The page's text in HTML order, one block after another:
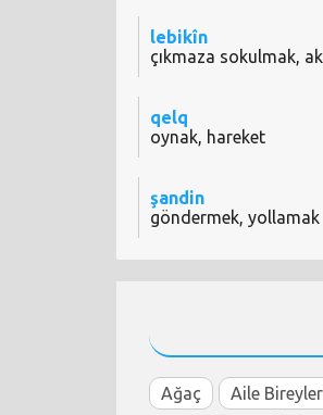
lebikîn
çıkmaza sokulmak,
qelq
oynak, hareket
şandin
göndermek, yollamak
Ağaç Aile